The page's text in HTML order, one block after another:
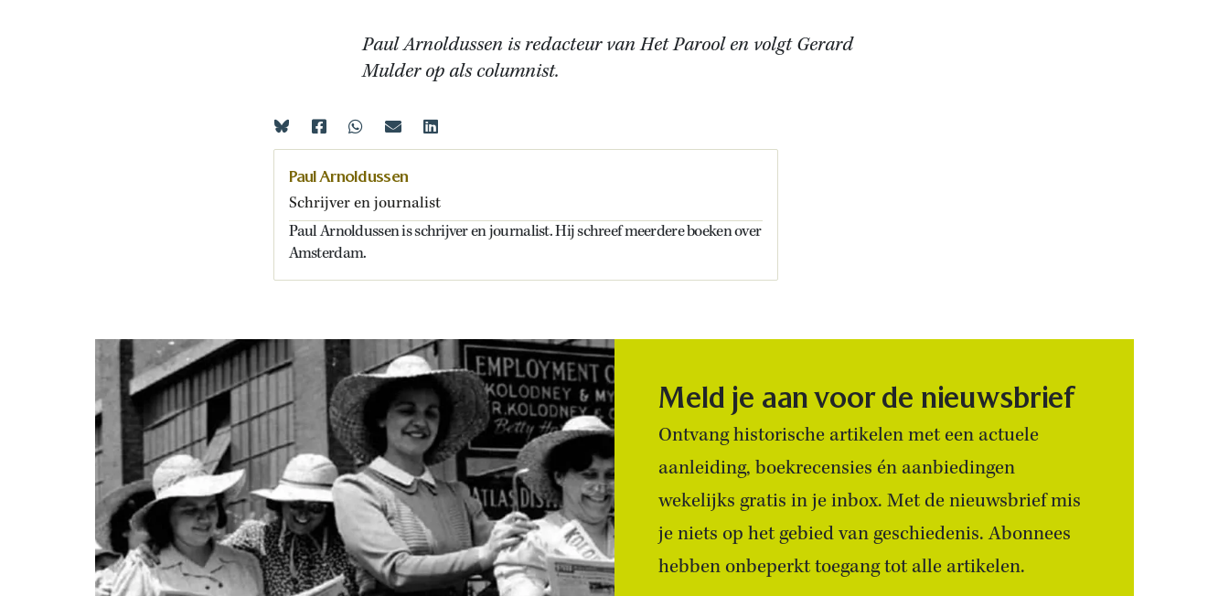
Paul Arnoldussen is redacteur van Het Parool en volgt Gerard
Mulder op als columnist.
Paul Arnoldussen
Schrijver en journalist
Paul Arnoldussen is schrijver en journalist. Hij schreef meerdere boeken over
Amsterdam.
Meld je aan voor de nieuwsbrief
Ontvang historische artikelen met een actuele
aanleiding, boekrecensies én aanbiedingen
wekelijks gratis in je inbox. Met de nieuwsbrief mis
je niets op het gebied van geschiedenis. Abonnees
hebben onbeperkt toegang tot alle artikelen.